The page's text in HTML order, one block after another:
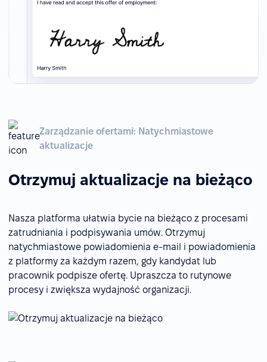
Zarządzanie ofertami: Natychmiastowe
aktualizacje
Otrzymuj aktualizacje na bieżąco
Nasza platforma ułatwia bycie na bieżąco z procesami
zatrudniania i podpisywania umów. Otrzymuj
natychmiastowe powiadomienia e-mail i powiadomienia
z platformy za każdym razem, gdy kandydat lub
pracownik podpisze ofertę. Upraszcza to rutynowe
procesy i zwiększa wydajność organizacji.